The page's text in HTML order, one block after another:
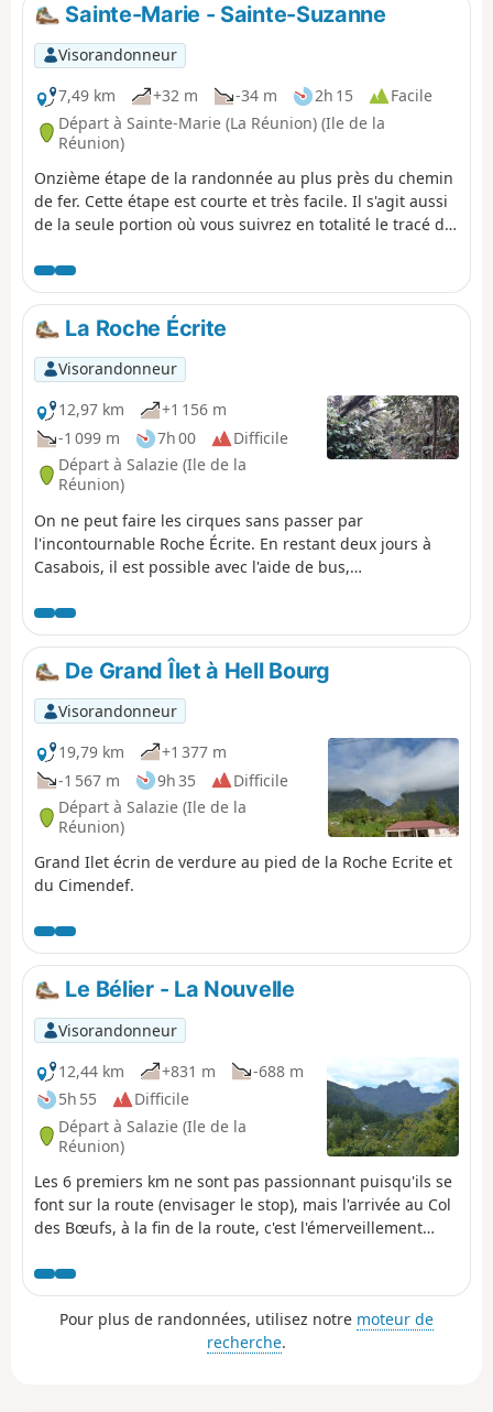
Sainte-Marie - Sainte-Suzanne
Visorandonneur
7,49 km
+32 m -34 m 2h 15
Facile
Départ à Sainte-Marie (La Réunion) (Ile de la
Réunion)
Onzième étape de la randonnée au plus près du chemin
de fer. Cette étape est courte et très facile. Il s'agit aussi
de la seule portion où vous suivrez en totalité le tracé du
empruntée par les sportifs qui viennent trottiner. Le
sentier longe d'assez près le littoral et offre parfois
quelques vues sympathiques sur la mer. Les vestiges
ferroviaires sont aussi nombreux sur cette portion.
La Roche Écrite
Visorandonneur
12,97 km
+1 156 m
-1 099 m
7h 00
Difficile
Départ à Salazie (Ile de la
Réunion)
On ne peut faire les cirques sans passer par
l'incontournable Roche Écrite. En restant deux jours à
Casabois, il est possible avec l'aide de bus,
splendide avec vues spectaculaires sur le Piton des
Neiges. Découverte aussi de la partie nord du Cirque de
Mafate où la végétation est remarquable.
De Grand Îlet à Hell Bourg
Visorandonneur
19,79 km
+1 377 m
-1 567 m
9h 35
Difficile
Départ à Salazie (Ile de la
Réunion)
Grand Ilet écrin de verdure au pied de la Roche Ecrite et
du Cimendef.
Le Bélier - La Nouvelle
Visorandonneur
12,44 km
+831 m
-688 m
5h 55
Difficile
Départ à Salazie (Ile de la
Réunion)
Les 6 premiers km ne sont pas passionnant puisqu'ils se
font sur la route (envisager le stop), mais l'arrivée au Col
des Bœufs, à la fin de la route, c'est l'émerveillement
Pour plus de randonnées, utilisez notre moteur de
recherche.